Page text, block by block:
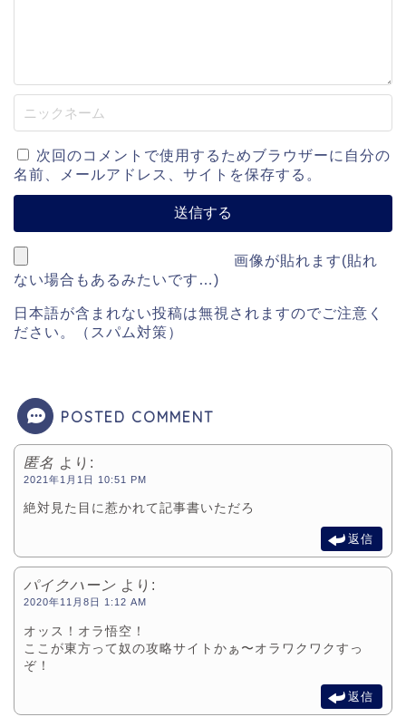
次回のコメントで使用するためブラウザーに自分の
名前、メールアドレス、サイトを保存する。
画像が貼れます(貼れ
ない場合もあるみたいです…)
日本語が含まれない投稿は無視されますのでご注意く
ださい。（スパム対策）
POSTED COMMENT
匿名 より:
2021年1月1日 10:51 PM
絶対見た目に惹かれて記事書いただろ
返信
パイクハーン より:
2020年11月8日 1:12 AM
オッス！オラ悟空！
ここが東方って奴の攻略サイトかぁ〜オラワクワクすっ
ぞ！
返信